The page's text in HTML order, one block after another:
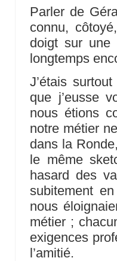
Parler de
connu,
doigt sur une
longtemps
J’étais
que j’eusse
nous étions
notre métier
dans la
le même
hasard des
subitement
nous
métier ;
exigences
l’amitié.